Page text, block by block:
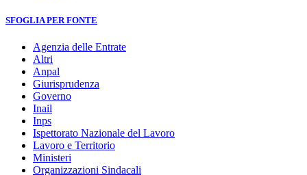
SFOGLIA PER FONTE
Agenzia delle Entrate
Altri
Anpal
Giurisprudenza
Governo
Inail
Inps
Ispettorato Nazionale del Lavoro
Lavoro e Territorio
Ministeri
Organizzazioni Sindacali